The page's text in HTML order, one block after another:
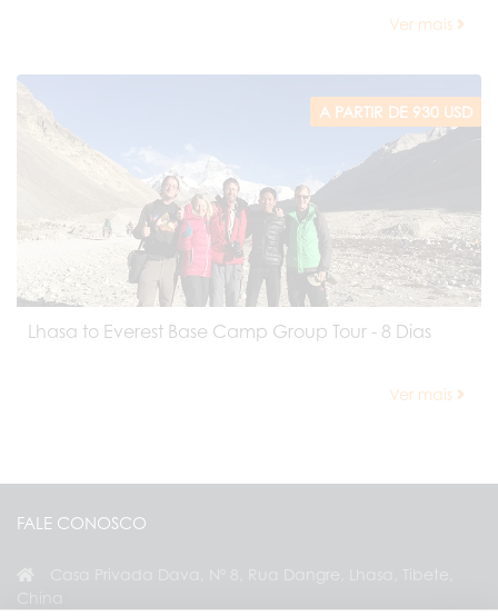
Ver mais
A PARTIR DE 930 USD
Lhasa to Everest Base Camp Group Tour - 8 Dias
Ver mais
FALE CONOSCO